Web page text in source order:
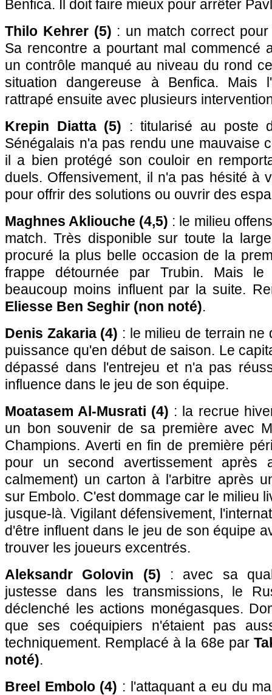
Benfica. Il doit faire mieux pour arrêter
Thilo Kehrer (5) : un match correct
Sa rencontre a pourtant mal commencé
un contrôle manqué au niveau du rond
situation dangereuse à Benfica. Mais
rattrapé ensuite avec plusieurs
Krepin Diatta (5) : titularisé au poste
Sénégalais n'a pas rendu une mauvaise
il a bien protégé son couloir en
duels. Offensivement, il n'a pas hésité à
pour offrir des solutions ou ouvrir des
Maghnes Akliouche (4,5) : le milieu
match. Très disponible sur toute la
procuré la plus belle occasion de la
frappe détournée par Trubin. Mais
beaucoup moins influent par la suite.
Eliesse Ben Seghir (non noté).
Denis Zakaria (4) : le milieu de terrain ne
puissance qu'en début de saison. Le
dépassé dans l'entrejeu et n'a pas
influence dans le jeu de son équipe.
Moatasem Al-Musrati (4) : la recrue
un bon souvenir de sa première avec
Champions. Averti en fin de première
pour un second avertissement après
calmement) un carton à l'arbitre après
sur Embolo. C'est dommage car le milieu
jusque-là. Vigilant défensivement,
d'être influent dans le jeu de son équipe
trouver les joueurs excentrés.
Aleksandr Golovin (5) : avec sa
justesse dans les transmissions, le
déclenché les actions monégasques.
que ses coéquipiers n'étaient pas
techniquement. Remplacé à la 68e par
noté).
Breel Embolo (4) : l'attaquant a eu du